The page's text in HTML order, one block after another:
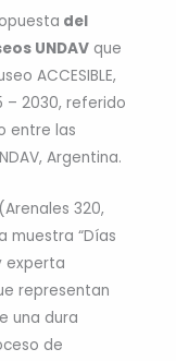
del
UNDAV que
ACCESIBLE,
– 2030, referido
entre las
Argentina.
320,
muestra “Días
experta
representan
una dura
de